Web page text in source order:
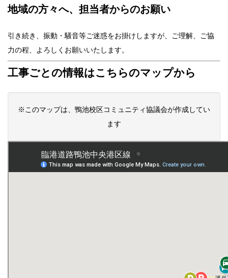
地域の方々へ、担当者からのお願い
引き続き、振動・騒音等ご迷惑をお掛けしますが、ご理解、ご協
力の程、よろしくお願いいたします。
工事ごとの情報はこちらのマップから
※このマップは、鴨池校区コミュニティ協議会が作成してい
ます